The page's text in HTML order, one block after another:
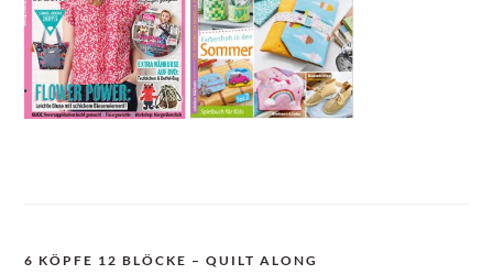
6 KÖPFE 12 BLÖCKE – QUILT ALONG